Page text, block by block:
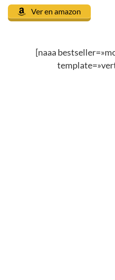
Ver en amazon
[naaa